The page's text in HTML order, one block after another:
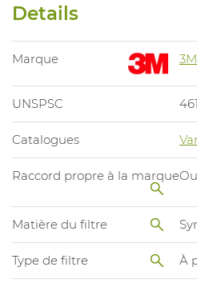
Details
Marque 3M
UNSPSC
Catalogues
Raccord propre à la marque
Matière du filtre
Type de filtre À